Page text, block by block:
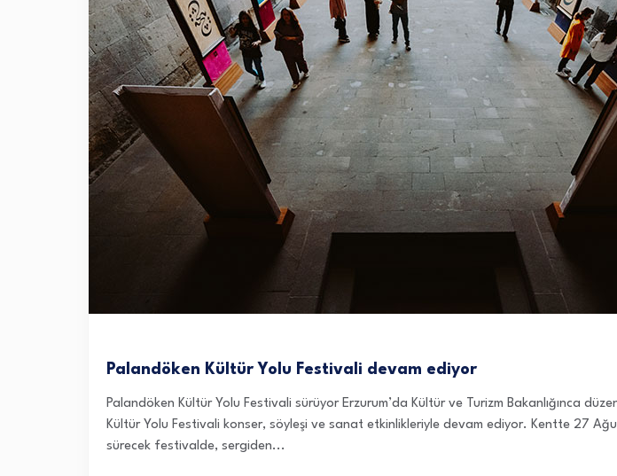
Palandöken Kültür Yolu Festivali devam ediyor
Palandöken Kültür Yolu Festivali sürüyor Erzurum’da Kültür ve Turizm Bakanlığınca
Kültür Yolu Festivali konser, söyleşi ve sanat etkinlikleriyle devam ediyor. Kentte 27
sürecek festivalde, sergiden...